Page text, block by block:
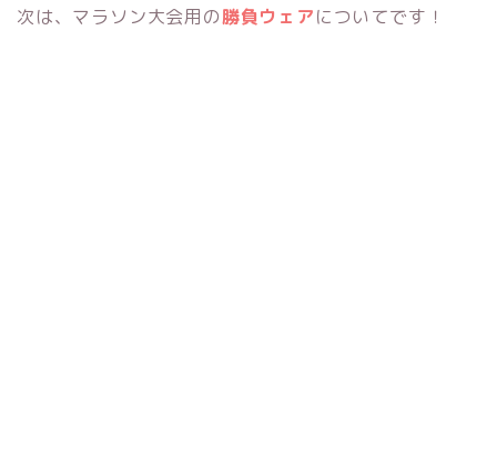
次は、マラソン大会用の勝負ウェアについてです！